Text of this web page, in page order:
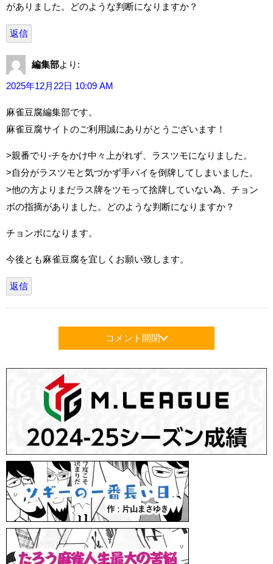
がありました。どのような判断になりますか？
返信
編集部より:
2025年12月22日 10:09 AM
麻雀豆腐編集部です。
麻雀豆腐サイトのご利用誠にありがとうございます！
>親番でり-チをかけ中々上がれず、ラスツモになりました。
>自分がラスツモと気づかず手パイを倒牌してしまいました。
>他の方よりまだラス牌をツモって捨牌していない為、チョン
ボの指摘がありました。どのような判断になりますか？
チョンボになります。
今後とも麻雀豆腐を宜しくお願い致します。
返信
コメント開閉